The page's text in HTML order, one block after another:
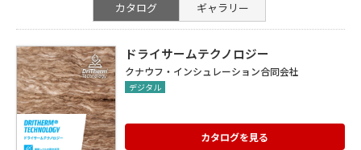
カタログ ギャラリー
ドライサームテクノロジー
クナウフ・インシュレーション合同会社
デジタル
カタログを見る